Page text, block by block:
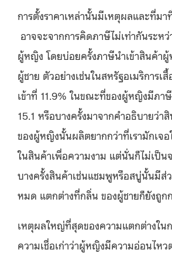
การตั้งราคาเหล่านั้นมีเหตุผลและที่ม
อาจจะจากการคิดภาษีไม่เท่ากันระห
ผู้หญิง โดยบ่อยครั้งภาษีนำเข้าสินค้า
ผู้ชาย ตัวอย่างเช่นในสหรัฐอเมริการเ
เข้าที่ 11.9% ในขณะที่ของผู้หญิงมีภา
15.1 หรือบางครั้งมาจากคำอธิบายว่า
ของผู้หญิงนั้นผลิตยากกว่าที่เรามักเจ
ในสินค้าเพื่อความงาม แต่นั่นก็ไม่เป็น
บางครั้งสินค้าเช่นแชมพูหรือสบู่นั้นมี
หมด แตกต่างที่กลิ่น ของผู้ชายก็ยังถูก
เหตุผลใหญ่ที่สุดของความแตกต่างใน
ความเชื่อเก่าว่าผู้หญิงมีความอ่อนไหว